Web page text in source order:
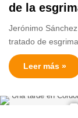
de la
Jerónimo
tratado de
Leer más »